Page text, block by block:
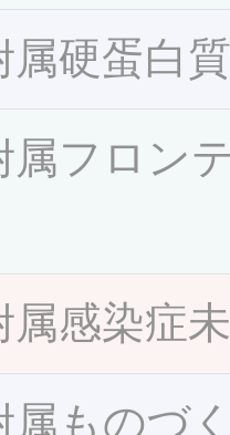
属硬蛋白
属フロン
属感染症
属ものづ